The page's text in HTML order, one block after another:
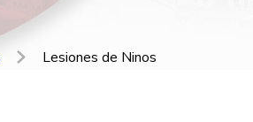
Lesiones de Ninos